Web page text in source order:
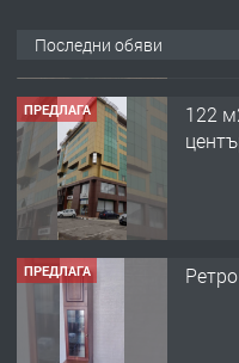
Последни обяви
122